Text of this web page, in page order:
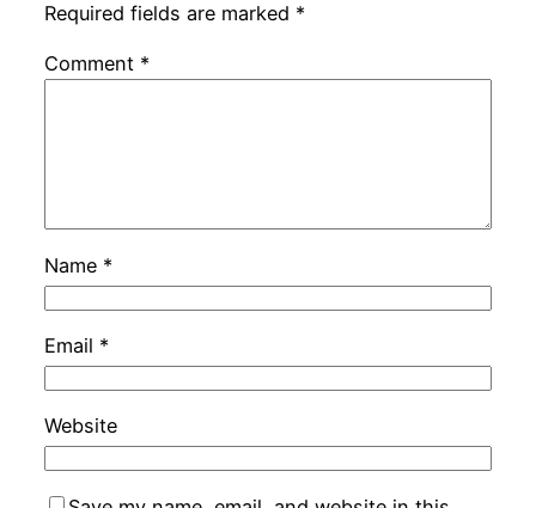
Required fields are marked *
Comment *
Name *
Email *
Website